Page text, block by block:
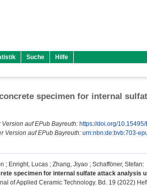
Suche Hilfe
specimen for internal
auf EPub Bayreuth: https://doi.org/
Version auf EPub Bayreuth: urn:nbn:de:bvb:703-
; Enright, Lucas ; Zhang, Jiyao ; Schafföner, Stefan:
specimen for internal sulfate attack analysis
of Applied Ceramic Technology. Bd. 19 (2022)